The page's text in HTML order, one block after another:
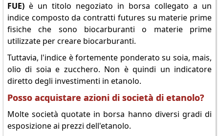
FUE)è un titolo negoziato in borsa collegato a un
indice composto da contratti futures su materie prime
fisiche che sono biocarburanti o materie prime
utilizzate per creare biocarburanti.
Tuttavia, l'indice è fortemente ponderato su soia, mais,
olio di soia e zucchero. Non è quindi un indicatore
diretto degli investimenti in etanolo.
Posso acquistare azioni di società di etanolo?
Molte società quotate in borsa hanno diversi gradi di
esposizione ai prezzi dell'etanolo.